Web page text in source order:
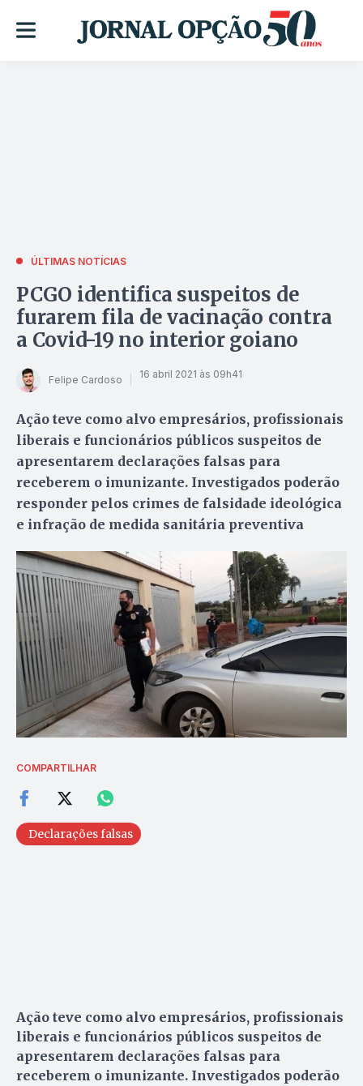
ÚLTIMAS NOTÍCIAS
PCGO identifica suspeitos de
furarem fila de vacinação contra
a Covid-19 no interior goiano
Felipe Cardoso 16 abril 2021 às 09h41
Ação teve como alvo empresários, profissionais
liberais e funcionários públicos suspeitos de
apresentarem declarações falsas para
receberem o imunizante. Investigados poderão
responder pelos crimes de falsidade ideológica
e infração de medida sanitária preventiva
COMPARTILHAR
Declarações falsas
Ação teve como alvo empresários, profissionais
liberais e funcionários públicos suspeitos de
apresentarem declarações falsas para
receberem o imunizante. Investigados poderão